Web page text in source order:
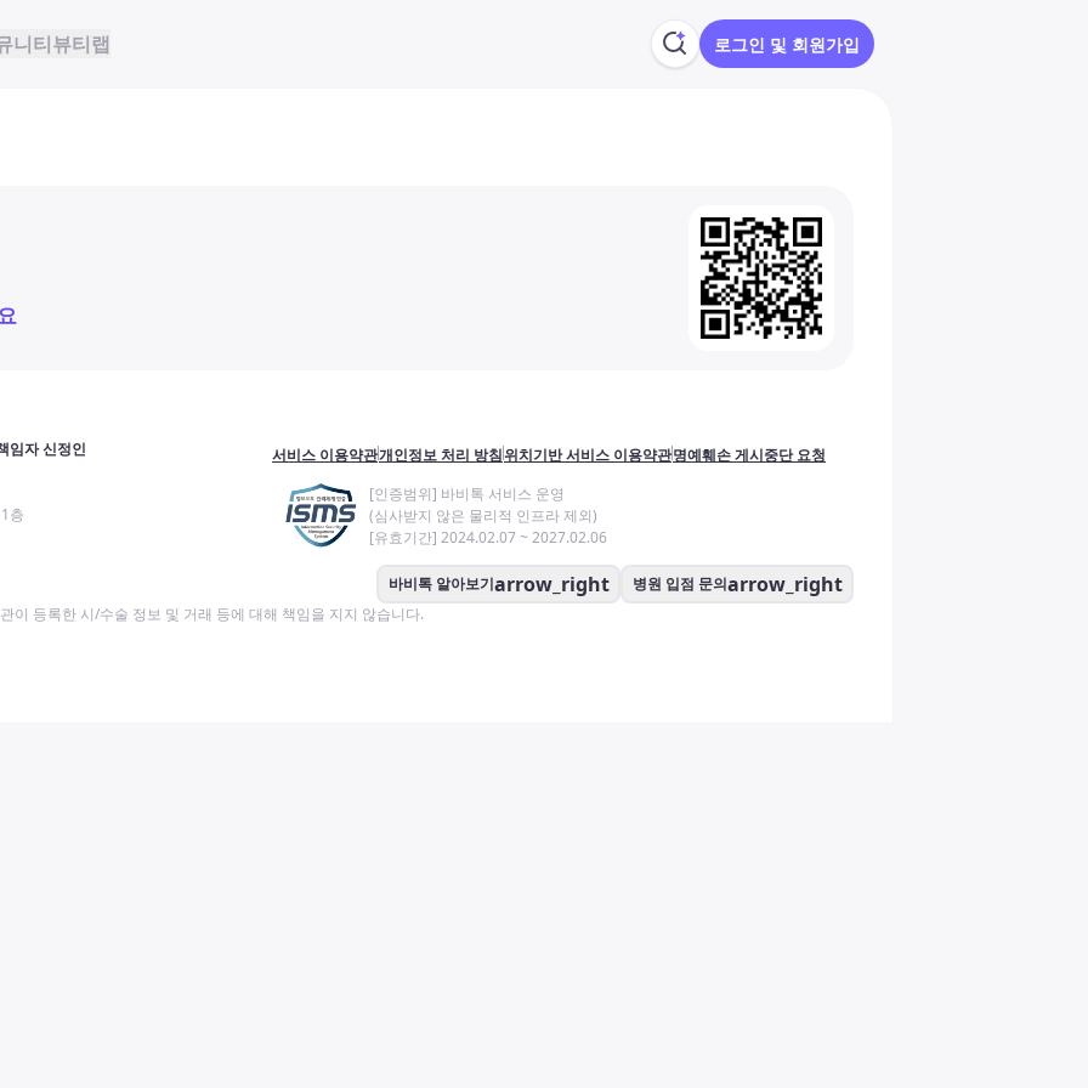
니티뷰티랩 로그인 및 회원가입
임자 신정인
층
서비스 이용약관개인정보 처리 방침위치기반 서비스 이용약관명예훼손 게시중단 요청
[인증범위] 바비톡 서비스 운영
(심사받지 않은 물리적 인프라 제외)
[유효기간] 2024.02.07 ~ 2027.02.06
바비톡 알아보기arrow_right 병원 입점 문의arrow_right
이 등록한 시/수술 정보 및 거래 등에 대해 책임을 지지 않습니다.